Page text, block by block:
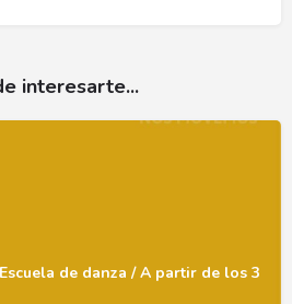
interesarte...
de danza / A partir de los 3